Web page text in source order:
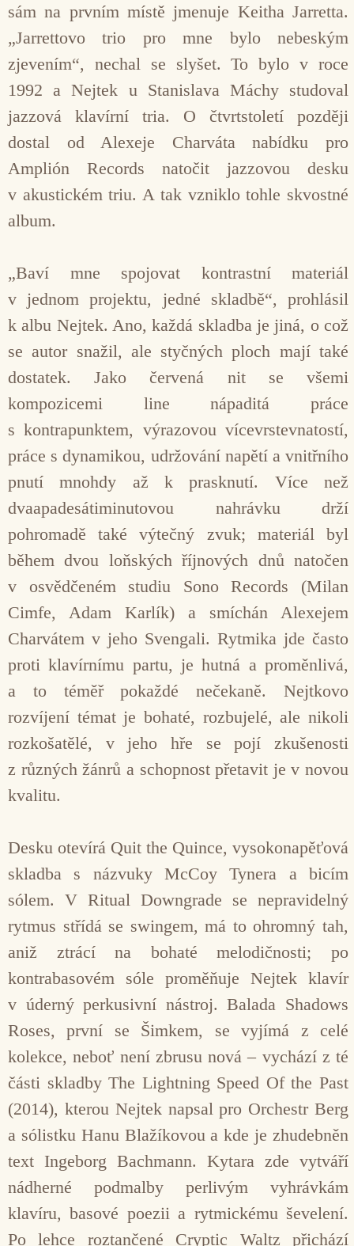
sám na prvním místě jmenuje Keitha Jarretta.
„Jarrettovo trio pro mne bylo nebeským
zjevením“, nechal se slyšet. To bylo v roce
1992 a Nejtek u Stanislava Máchy studoval
jazzová klavírní tria. O čtvrtstoletí později
dostal od Alexeje Charváta nabídku pro
Amplión Records natočit jazzovou desku
v akustickém triu. A tak vzniklo tohle skvostné
album.
„Baví mne spojovat kontrastní materiál
v jednom projektu, jedné skladbě“, prohlásil
k albu Nejtek. Ano, každá skladba je jiná, o což
se autor snažil, ale styčných ploch mají také
dostatek. Jako červená nit se všemi
kompozicemi line nápaditá práce
s kontrapunktem, výrazovou vícevrstevnatostí,
práce s dynamikou, udržování napětí a vnitřního
pnutí mnohdy až k prasknutí. Více než
dvaapadesátiminutovou nahrávku drží
pohromadě také výtečný zvuk; materiál byl
během dvou loňských říjnových dnů natočen
v osvědčeném studiu Sono Records (Milan
Cimfe, Adam Karlík) a smíchán Alexejem
Charvátem v jeho Svengali. Rytmika jde často
proti klavírnímu partu, je hutná a proměnlivá,
a to téměř pokaždé nečekaně. Nejtkovo
rozvíjení témat je bohaté, rozbujelé, ale nikoli
rozkošatělé, v jeho hře se pojí zkušenosti
z různých žánrů a schopnost přetavit je v novou
kvalitu.
Desku otevírá Quit the Quince, vysokonapěťová
skladba s názvuky McCoy Tynera a bicím
sólem. V Ritual Downgrade se nepravidelný
rytmus střídá se swingem, má to ohromný tah,
aniž ztrácí na bohaté melodičnosti; po
kontrabasovém sóle proměňuje Nejtek klavír
v úderný perkusivní nástroj. Balada Shadows
Roses, první se Šimkem, se vyjímá z celé
kolekce, neboť není zbrusu nová – vychází z té
části skladby The Lightning Speed Of the Past
(2014), kterou Nejtek napsal pro Orchestr Berg
a sólistku Hanu Blažíkovou a kde je zhudebněn
text Ingeborg Bachmann. Kytara zde vytváří
nádherné podmalby perlivým vyhrávkám
klavíru, basové poezii a rytmickému ševelení.
Po lehce roztančené Cryptic Waltz přichází